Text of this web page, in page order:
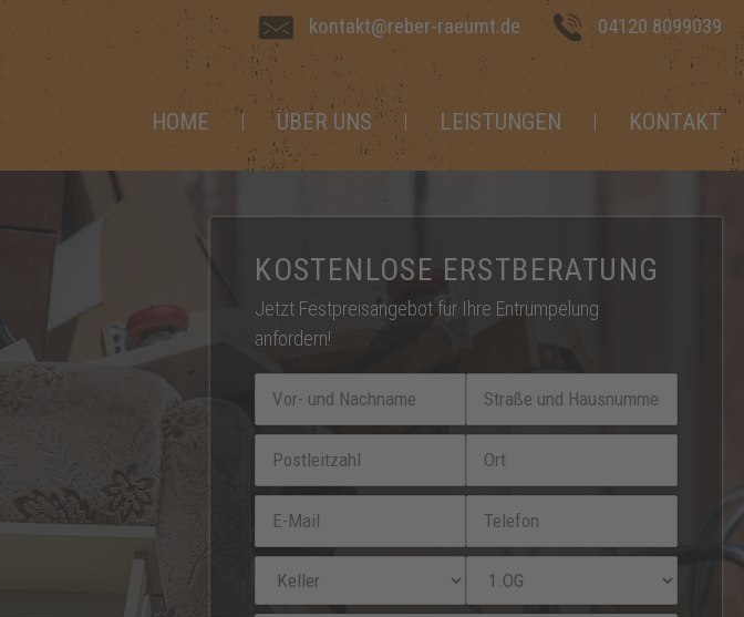
kontakt@reber-raeumt.de 04120 8099039
HOME ÜBER UNS LEISTUNGEN KONTAKT
KOSTENLOSE ERSTBERATUNG
Jetzt Festpreisangebot für Ihre Entrümpelung
anfordern!